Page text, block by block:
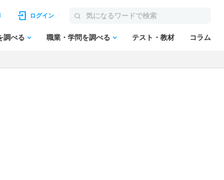
ログイン
調べる 職業・学問を調べる テスト・教材 コラム